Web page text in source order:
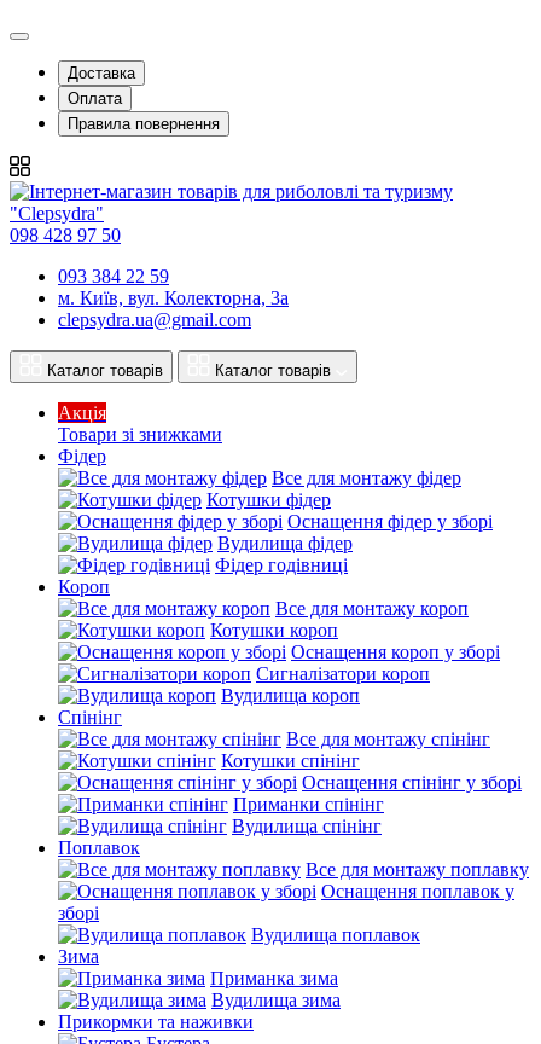
Доставка
Оплата
Правила повернення
098 428 97 50
093 384 22 59
м. Київ, вул. Колекторна, 3а
clepsydra.ua@gmail.com
Каталог товарів Каталог товарів
Акція
Товари зі знижками
Фідер
Все для монтажу фідер
Котушки фідер
Оснащення фідер у зборі
Вудилища фідер
Фідер годівниці
Короп
Все для монтажу короп
Котушки короп
Оснащення короп у зборі
Сигналізатори короп
Вудилища короп
Спінінг
Все для монтажу спінінг
Котушки спінінг
Оснащення спінінг у зборі
Приманки спінінг
Вудилища спінінг
Поплавок
Все для монтажу поплавку
Оснащення поплавок у
зборі
Вудилища поплавок
Зима
Приманка зима
Вудилища зима
Прикормки та наживки